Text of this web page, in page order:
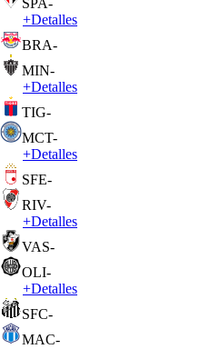
SPA-
+Detalles
BRA-
MIN-
+Detalles
TIG-
MCT-
+Detalles
SFE-
RIV-
+Detalles
VAS-
OLI-
+Detalles
SFC-
MAC-